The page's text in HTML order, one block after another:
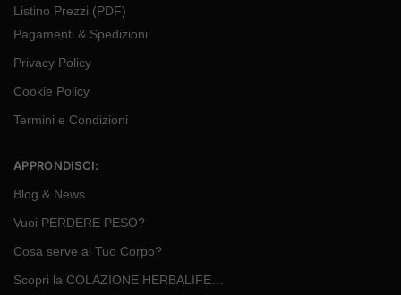
Listino Prezzi (PDF)
Pagamenti & Spedizioni
Privacy Policy
Cookie Policy
Termini e Condizioni
APPRONDISCI:
Blog & News
Vuoi PERDERE PESO?
Cosa serve al Tuo Corpo?
Scopri la COLAZIONE HERBALIFE…